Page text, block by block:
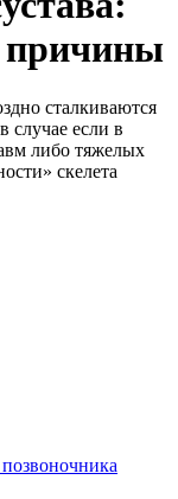
причины
сталкиваются
случае если в
либо тяжелых
скелета